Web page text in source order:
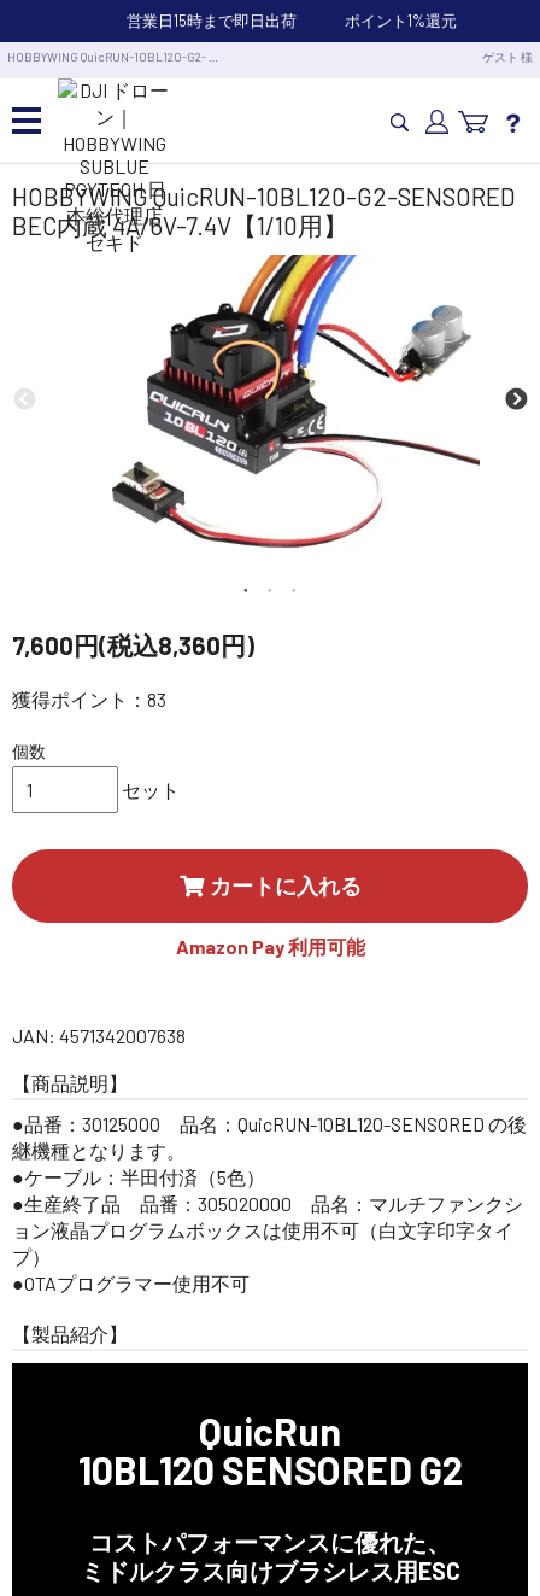
営業日15時まで即日出荷 ポイント1%還元
HOBBYWING QuicRUN-10BL120-G2- … ゲスト 様
カメラドローン・生活家電
業務用ドローン・業務関連製品
水中ドローン(ROV)・水中スクーター
RC・ロボット部品
サポート・Q&A / 法人・学生のお客様
SEKIDO
HOBBYWING QuicRUN-10BL120-G2-SENSORED
BEC内蔵 4A/6V-7.4V【1/10用】
7,600円(税込8,360円)
獲得ポイント：83
個数
セット
カートに入れる
Amazon Pay 利用可能
JAN: 4571342007638
【商品説明】
●品番：30125000 品名：QuicRUN-10BL120-SENSORED の後
継機種となります。
●ケーブル：半田付済（5色）
●生産終了品 品番：305020000 品名：マルチファンクシ
ョン液晶プログラムボックスは使用不可（白文字印字タイ
プ）
●OTAプログラマー使用不可
【製品紹介】
QuicRun
10BL120 SENSORED G2
コストパフォーマンスに優れた、
ミドルクラス向けブラシレス用ESC